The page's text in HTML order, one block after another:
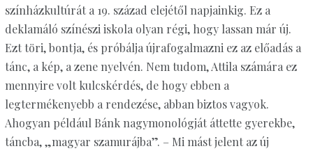
színházkultúrát a 19. század elejétől napjainkig. Ez a
deklamáló színészi iskola olyan régi, hogy lassan már új.
Ezt töri, bontja, és próbálja újrafogalmazni ez az előadás a
tánc, a kép, a zene nyelvén. Nem tudom, Attila számára ez
mennyire volt kulcskérdés, de hogy ebben a
legtermékenyebb a rendezése, abban biztos vagyok.
Ahogyan például Bánk nagymonológját áttette gyerekbe,
táncba, „magyar szamurájba”. – Mi mást jelent az új